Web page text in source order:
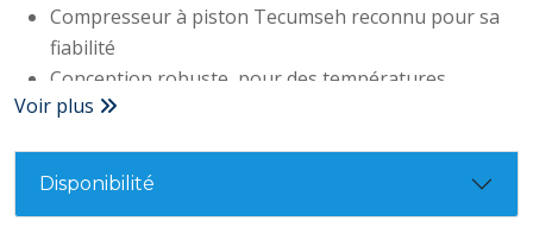
Compresseur à piston Tecumseh reconnu pour sa
fiabilité
Conception robuste, pour des températures
ambiantes jusqu’à 46°C
Design du carénage esthétique
Montage au sol
Voir plus
Disponibilité